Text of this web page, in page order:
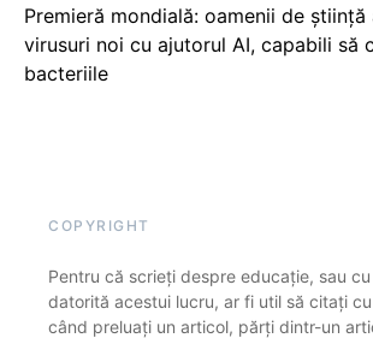
Premieră mondială: oamenii de știință
virusuri noi cu ajutorul AI, capabili să
bacteriile
COPYRIGHT
Pentru că scrieți despre educație, sau
datorită acestui lucru, ar fi util să citați
când preluați un articol, părți dintr-un